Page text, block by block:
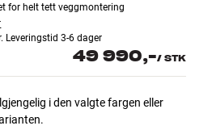
for helt tett veggmontering
Leveringstid 3-6 dager
49 990,-/ STK
i den valgte fargen eller